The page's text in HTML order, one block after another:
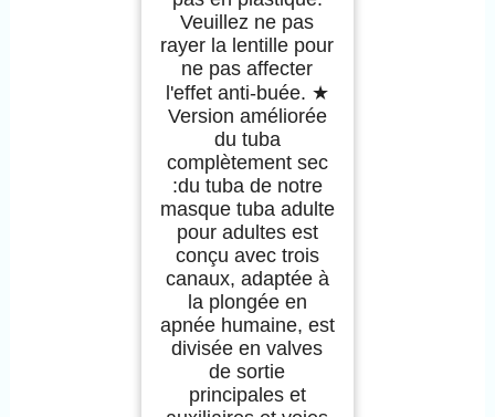
Veuillez ne pas
rayer la lentille pour
ne pas affecter
l'effet anti-buée. ★
Version améliorée
du tuba
complètement sec
:du tuba de notre
masque tuba adulte
pour adultes est
conçu avec trois
canaux, adaptée à
la plongée en
apnée humaine, est
divisée en valves
de sortie
principales et